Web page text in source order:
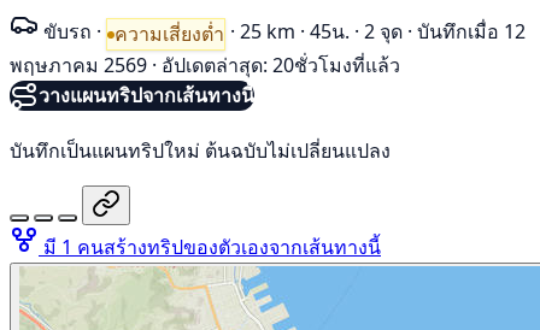
ขับรถ · ความเสี่ยงต่ำ · 25 km · 45น. · 2 จุด · บันทึกเมื่อ 12
พฤษภาคม 2569 · อัปเดตล่าสุด: 20ชั่วโมงที่แล้ว
วางแผนทริปจากเส้นทางนี้
บันทึกเป็นแผนทริปใหม่ ต้นฉบับไม่เปลี่ยนแปลง
มี 1 คนสร้างทริปของตัวเองจากเส้นทางนี้